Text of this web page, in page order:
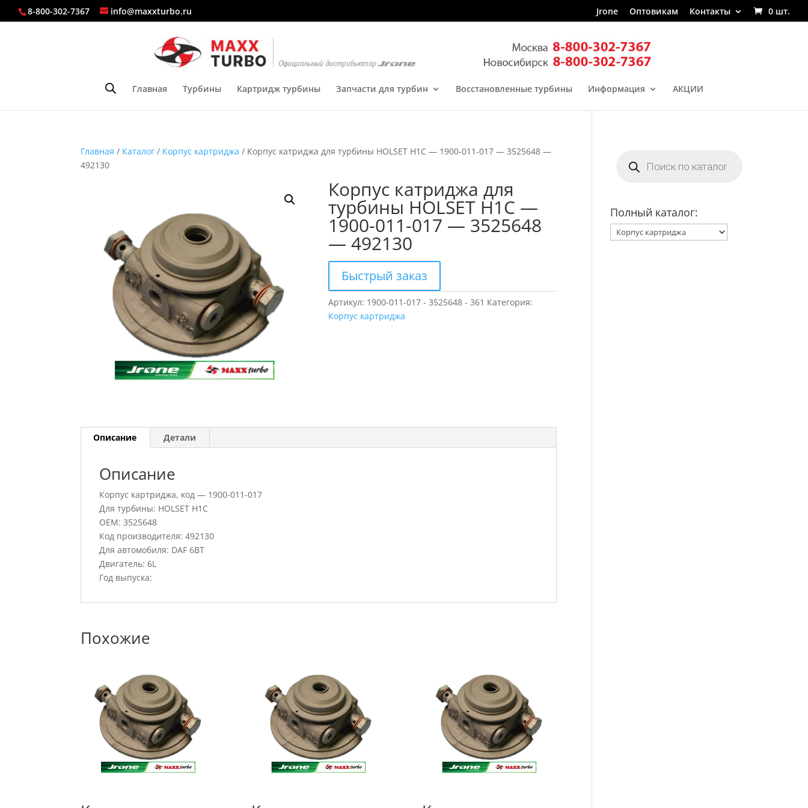
8-800-302-7367 info@maxxturbo.ru Jrone Оптовикам Контакты 0 шт.
Главная Турбины Картридж турбины Запчасти для турбин Восстановленные турбины Информация АКЦИИ
Главная / Каталог / Корпус картриджа / Корпус катриджа для турбины HOLSET H1C — 1900-011-017 — 3525648 —
492130
Корпус катриджа для
турбины HOLSET H1C —
1900-011-017 — 3525648
— 492130
Быстрый заказ
Артикул: 1900-011-017 - 3525648 - 361 Категория:
Корпус картриджа
Описание Детали
Описание
Корпус картриджа, код — 1900-011-017
Для турбины: HOLSET H1C
OEM: 3525648
Код производителя: 492130
Для автомобиля: DAF 6BT
Двигатель: 6L
Год выпуска:
Похожие
товаров
Полный каталог: